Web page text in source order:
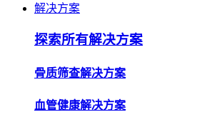
解决方案
探索所有解决方案
骨质筛查解决方案
血管健康解决方案